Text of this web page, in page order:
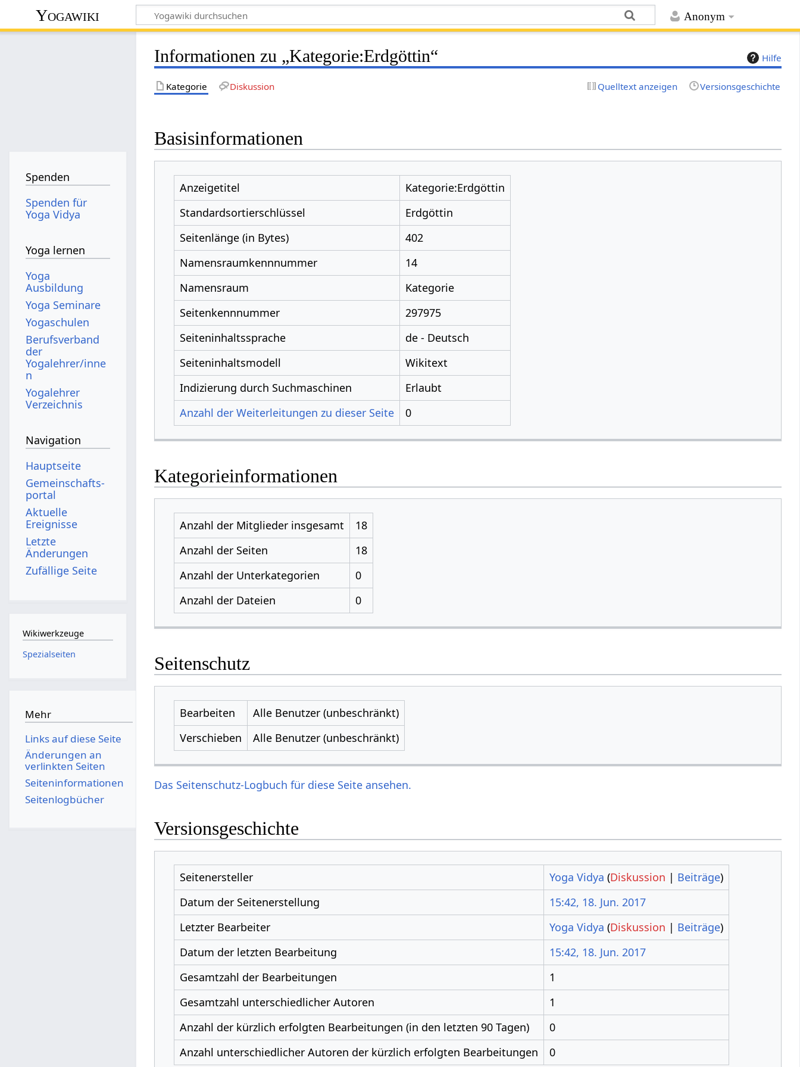
Anonym
Yogawiki
Hilfe
Informationen zu „Kategorie:Erdgöttin“
Kategorie Diskussion Quelltext anzeigen Versionsgeschichte
Basisinformationen
Anzeigetitel
Kategorie:Erdgöttin
Standardsortierschlüssel
Erdgöttin
Seitenlänge (in Bytes)
402
Namensraumkennnummer
14
Namensraum
Kategorie
Seitenkennnummer
297975
Seiteninhaltssprache
de - Deutsch
Seiteninhaltsmodell
Wikitext
Indizierung durch Suchmaschinen
Erlaubt
Anzahl der Weiterleitungen zu dieser Seite
0
Kategorieinformationen
Anzahl der Mitglieder insgesamt
18
Anzahl der Seiten
18
Anzahl der Unterkategorien
0
Anzahl der Dateien
0
Seitenschutz
Bearbeiten
Alle Benutzer (unbeschränkt)
Verschieben
Alle Benutzer (unbeschränkt)
Das Seitenschutz-Logbuch für diese Seite ansehen.
Versionsgeschichte
Seitenersteller Yoga Vidya (Diskussion | Beiträge)
Datum der Seitenerstellung
15:42, 18. Jun. 2017
Letzter Bearbeiter
Yoga Vidya (Diskussion | Beiträge)
Datum der letzten Bearbeitung
15:42, 18. Jun. 2017
Gesamtzahl der Bearbeitungen
1
Gesamtzahl unterschiedlicher Autoren
1
Anzahl der kürzlich erfolgten Bearbeitungen (in den letzten 90 Tagen)
0
Anzahl unterschiedlicher Autoren der kürzlich erfolgten Bearbeitungen
0
Spenden
Spenden für
Yoga Vidya
Yoga lernen
Yoga
Ausbildung
Yoga Seminare
Yogaschulen
Berufsverband
der
Yogalehrer/inne
n
Yogalehrer
Verzeichnis
Navigation
Hauptseite
Gemeinschafts­
portal
Aktuelle
Ereignisse
Letzte
Änderungen
Zufällige Seite
Wikiwerkzeuge
Spezialseiten
Mehr
Links auf diese Seite
Änderungen an
verlinkten Seiten
Seiten­­informationen
Seitenlogbücher